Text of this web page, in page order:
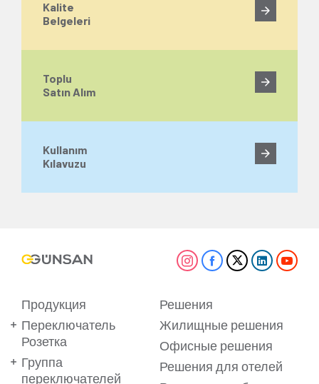
Kalite
Belgeleri
Toplu
Satın Alım
Kullanım
Kılavuzu
Продукция
Переключатель
Розетка
Группа
переключателей
Решения
Жилищные решения
Офисные решения
Решения для отелей